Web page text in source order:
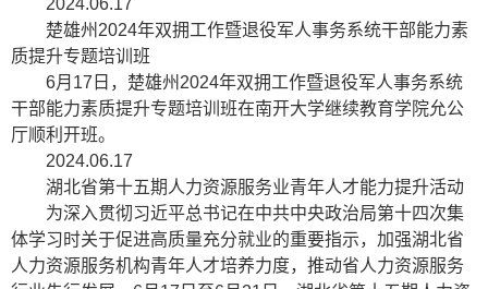
2024.06.17
楚雄州2024年双拥工作暨退役军人事务系统干部能力素
质提升专题培训班
6月17日，楚雄州2024年双拥工作暨退役军人事务系统
干部能力素质提升专题培训班在南开大学继续教育学院允公
厅顺利开班。
2024.06.17
湖北省第十五期人力资源服务业青年人才能力提升活动
为深入贯彻习近平总书记在中共中央政治局第十四次集
体学习时关于促进高质量充分就业的重要指示，加强湖北省
人力资源服务机构青年人才培养力度，推动省人力资源服务